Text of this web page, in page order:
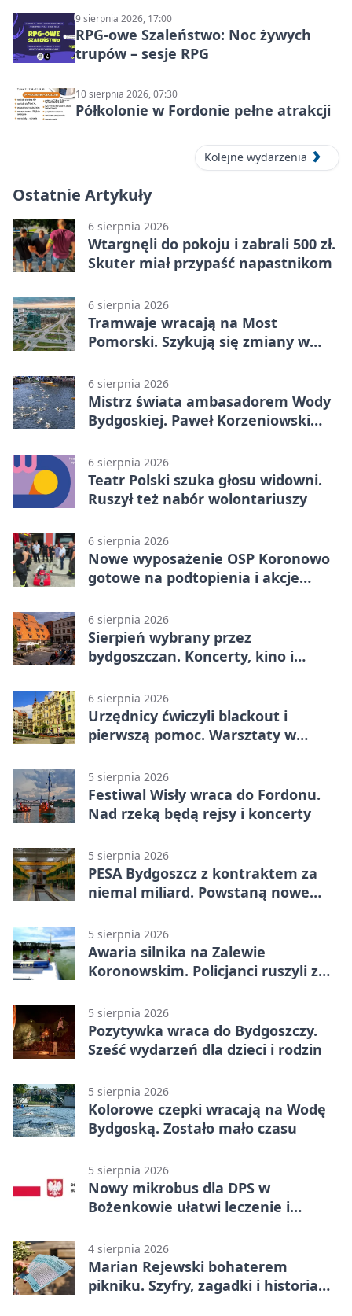
9 sierpnia 2026, 17:00
RPG-owe Szaleństwo: Noc żywych
trupów – sesje RPG
10 sierpnia 2026, 07:30
Półkolonie w Fordonie pełne atrakcji
Kolejne wydarzenia
Ostatnie Artykuły
6 sierpnia 2026
Wtargnęli do pokoju i zabrali 500 zł.
Skuter miał przypaść napastnikom
6 sierpnia 2026
Tramwaje wracają na Most
Pomorski. Szykują się zmiany w
6 sierpnia 2026
Mistrz świata ambasadorem Wody
Bydgoskiej. Paweł Korzeniowski
6 sierpnia 2026
Teatr Polski szuka głosu widowni.
Ruszył też nabór wolontariuszy
6 sierpnia 2026
Nowe wyposażenie OSP Koronowo
gotowe na podtopienia i akcje
6 sierpnia 2026
Sierpień wybrany przez
bydgoszczan. Koncerty, kino i
6 sierpnia 2026
Urzędnicy ćwiczyli blackout i
pierwszą pomoc. Warsztaty w
5 sierpnia 2026
Festiwal Wisły wraca do Fordonu.
Nad rzeką będą rejsy i koncerty
5 sierpnia 2026
PESA Bydgoszcz z kontraktem za
niemal miliard. Powstaną nowe
5 sierpnia 2026
Awaria silnika na Zalewie
Koronowskim. Policjanci ruszyli z
5 sierpnia 2026
Pozytywka wraca do Bydgoszczy.
Sześć wydarzeń dla dzieci i rodzin
5 sierpnia 2026
Kolorowe czepki wracają na Wodę
Bydgoską. Zostało mało czasu
5 sierpnia 2026
Nowy mikrobus dla DPS w
Bożenkowie ułatwi leczenie i
4 sierpnia 2026
Marian Rejewski bohaterem
pikniku. Szyfry, zagadki i historia